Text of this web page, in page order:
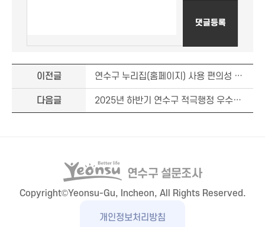
이전글 연수구 누리집(홈페이지) 사용 편의성 조사(2025년 기준) 이벤트 당첨자 공지 안내
다음글 2025년 하반기 연수구 적극행정 우수사례 구민 온라인 심사 이벤트 당첨자 공지
연수구 설문조사
Copyright©Yeonsu-Gu, Incheon, All Rights Reserved.
개인정보처리방침